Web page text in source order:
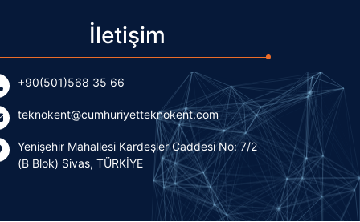
İletişim
+90(501)568 35 66
teknokent@cumhuriyetteknokent.com
Yenişehir Mahallesi Kardeşler Caddesi No: 7/2
(B Blok) Sivas, TÜRKİYE